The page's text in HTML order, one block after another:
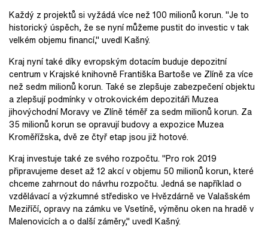
Každý z projektů si vyžádá více než 100 milionů korun. "Je to
historický úspěch, že se nyní můžeme pustit do investic v tak
velkém objemu financí," uvedl Kašný.
Kraj nyní také díky evropským dotacím buduje depozitní
centrum v Krajské knihovně Františka Bartoše ve Zlíně za více
než sedm milionů korun. Také se zlepšuje zabezpečení objektu
a zlepšují podmínky v otrokovickém depozitáři Muzea
jihovýchodní Moravy ve Zlíně téměř za sedm milionů korun. Za
35 milionů korun se opravují budovy a expozice Muzea
Kroměřížska, dvě ze čtyř etap jsou již hotové.
Kraj investuje také ze svého rozpočtu. "Pro rok 2019
připravujeme deset až 12 akcí v objemu 50 milionů korun, které
chceme zahrnout do návrhu rozpočtu. Jedná se například o
vzdělávací a výzkumné středisko ve Hvězdárně ve Valašském
Meziříčí, opravy na zámku ve Vsetíně, výměnu oken na hradě v
Malenovicích a o další záměry," uvedl Kašný.